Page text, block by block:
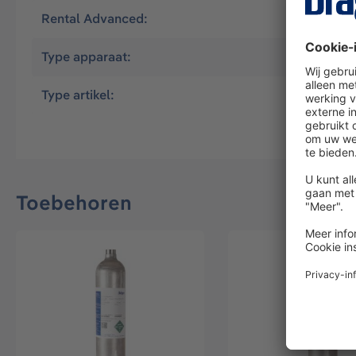
Rental Advanced: Yes
Type apparaat: X-dock
Type artikel:
Toebehoren